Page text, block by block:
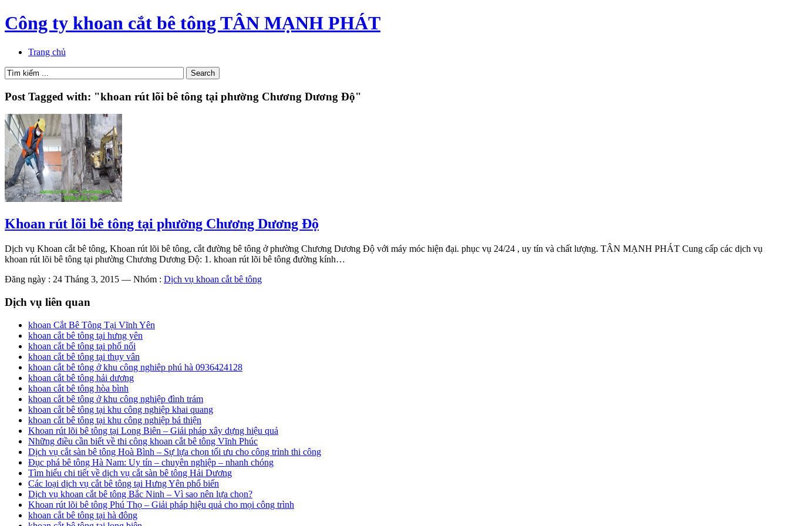
Công ty khoan cắt bê tông TÂN MẠNH PHÁT
Trang chủ
Post Tagged with: "khoan rút lõi bê tông tại phường Chương Dương Độ"
Khoan rút lõi bê tông tại phường Chương Dương Độ
Dịch vụ Khoan cắt bê tông, Khoan rút lõi bê tông, cắt đường bê tông ở phường Chương Dương Độ với máy móc hiện đại. phục vụ 24/24 , uy tín và chất lượng. TÂN MẠNH PHÁT Cung cấp các dịch vụ
khoan rút lõi bê tông tại phường Chương Dương Độ: 1. khoan rút lõi bê tông đường kính…
Đăng ngày : 24 Tháng 3, 2015 — Nhóm : Dịch vụ khoan cắt bê tông
Dịch vụ liên quan
khoan Cắt Bê Tông Tại Vĩnh Yên
khoan cắt bê tông tại hưng yên
khoan cắt bê tông tại phố nối
khoan cắt bê tông tại thụy vân
khoan cắt bê tông ở khu công nghiêp phú hà 0936424128
khoan cắt bê tông hải dương
khoan cắt bê tông hòa bình
khoan cắt bê tông ở khu công nghiệp đình trám
khoan cắt bê tông tại khu công nghiệp khai quang
khoan cắt bê tông tại khu công nghiệp bá thiện
Khoan rút lõi bê tông tại Long Biên – Giải pháp xây dựng hiệu quả
Những điều cần biết về thi công khoan cắt bê tông Vĩnh Phúc
Dịch vụ cắt sàn bê tông Hoà Bình – Sự lựa chọn tối ưu cho công trình thi công
Đục phá bê tông Hà Nam: Uy tín – chuyên nghiệp – nhanh chóng
Tìm hiểu chi tiết về dịch vụ cắt sàn bê tông Hải Dương
Các loại dịch vụ cắt bê tông tại Hưng Yên phổ biến
Dịch vụ khoan cắt bê tông Bắc Ninh – Vì sao nên lựa chọn?
Khoan rút lõi bê tông Phú Thọ – Giải pháp hiệu quả cho mọi công trình
khoan cắt bê tông tại hà đông